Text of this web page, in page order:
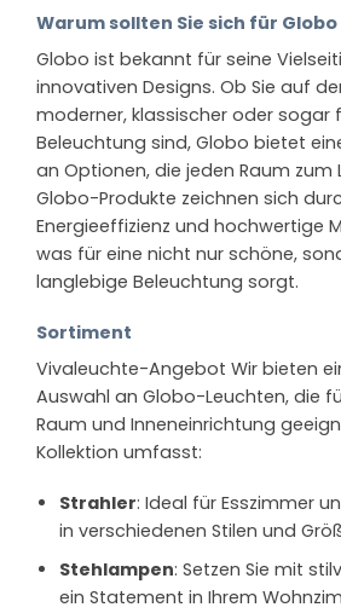
Warum sollten Sie sich für
Globo ist bekannt für seine
innovativen Designs. Ob Sie auf
moderner, klassischer oder sogar
Beleuchtung sind, Globo bietet
an Optionen, die jeden Raum zum
Globo-Produkte zeichnen sich
Energieeffizienz und hochwertige
was für eine nicht nur schöne,
langlebige Beleuchtung sorgt.
Sortiment
Vivaleuchte-Angebot Wir bieten
Auswahl an Globo-Leuchten, die
Raum und Inneneinrichtung
Kollektion umfasst:
Strahler: Ideal für Esszimmer
in verschiedenen Stilen und
Stehlampen: Setzen Sie mit
ein Statement in Ihrem